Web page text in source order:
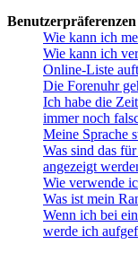
Wie kann ich
Wie kann ich
Online-Liste
Die Forenuhr
Ich habe die
immer noch
Meine Sprache
Was sind das
angezeigt
Wie verwende
Was ist mein
Wenn ich bei
werde ich